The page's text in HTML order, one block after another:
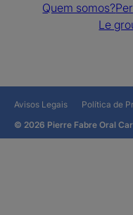
Quem somos?
Le
Avisos Legais Política de
© 2026 Pierre Fabre Oral